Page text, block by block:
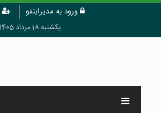
ورود به مدیراینفو
یکشنبه 18 مرداد 1405